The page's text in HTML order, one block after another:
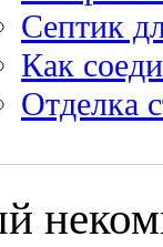
Септик
Как
Отделка